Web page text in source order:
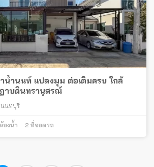
น้ำนนท์ แปลงมุม ต่อเติมครบ ใกล้
าบดินทรานุสรณ์
นนทบุรี
ห้องน้ำ 2 ที่จอดรถ